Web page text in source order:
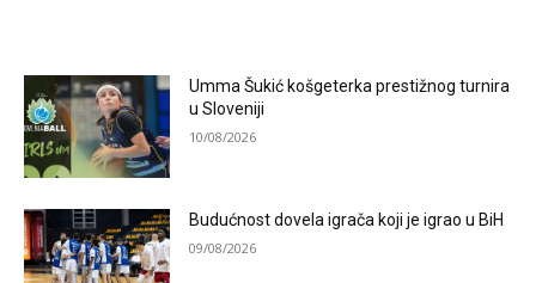
Umma Šukić košgeterka prestižnog turnira
u Sloveniji
10/08/2026
Budućnost dovela igrača koji je igrao u BiH
09/08/2026